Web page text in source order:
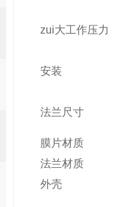
zui大工作压力
安装
法兰尺寸
膜片材质
法兰材质
外壳